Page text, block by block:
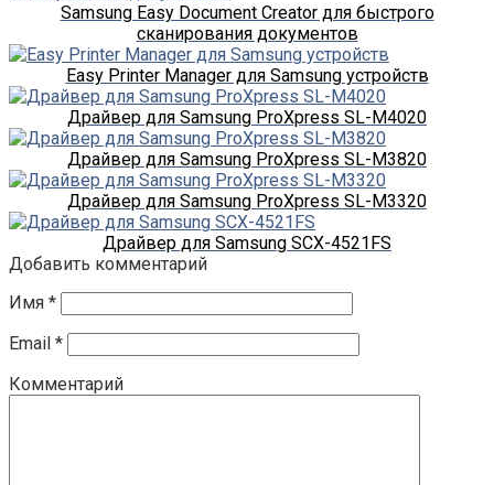
Samsung Easy Document Creator для быстрого
сканирования документов
Easy Printer Manager для Samsung устройств
Драйвер для Samsung ProXpress SL-M4020
Драйвер для Samsung ProXpress SL-M3820
Драйвер для Samsung ProXpress SL-M3320
Драйвер для Samsung SCX-4521FS
Добавить комментарий
Имя *
Email *
Комментарий